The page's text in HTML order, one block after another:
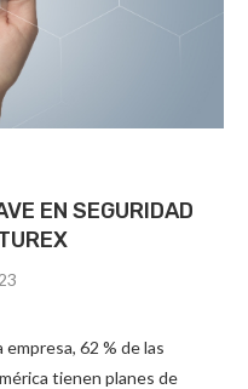
EN SEGURIDAD
62 % de las
tienen planes de